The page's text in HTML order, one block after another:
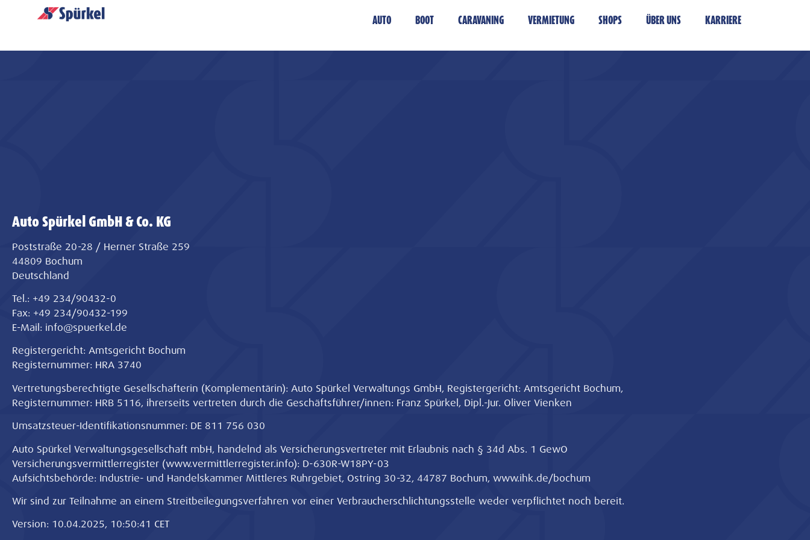
AUTO BOOT CARAVANING VERMIETUNG SHOPS ÜBER UNS KARRIERE
Auto Spürkel GmbH & Co. KG
Poststraße 20-28 / Herner Straße 259
44809 Bochum
Deutschland
Tel.: +49 234/90432-0
Fax: +49 234/90432-199
E-Mail: info@spuerkel.de
Registergericht: Amtsgericht Bochum
Registernummer: HRA 3740
Vertretungsberechtigte Gesellschafterin (Komplementärin): Auto Spürkel Verwaltungs GmbH, Registergericht: Amtsgericht Bochum,
Registernummer: HRB 5116, ihrerseits vertreten durch die Geschäftsführer/innen: Franz Spürkel, Dipl.-Jur. Oliver Vienken
Umsatzsteuer-Identifikationsnummer: DE 811 756 030
Auto Spürkel Verwaltungsgesellschaft mbH, handelnd als Versicherungsvertreter mit Erlaubnis nach § 34d Abs. 1 GewO
Versicherungsvermittlerregister (www.vermittlerregister.info): D-630R-W18PY-03
Aufsichtsbehörde: Industrie- und Handelskammer Mittleres Ruhrgebiet, Ostring 30-32, 44787 Bochum, www.ihk.de/bochum
Wir sind zur Teilnahme an einem Streitbeilegungsverfahren vor einer Verbraucherschlichtungsstelle weder verpflichtet noch bereit.
Version: 10.04.2025, 10:50:41 CET